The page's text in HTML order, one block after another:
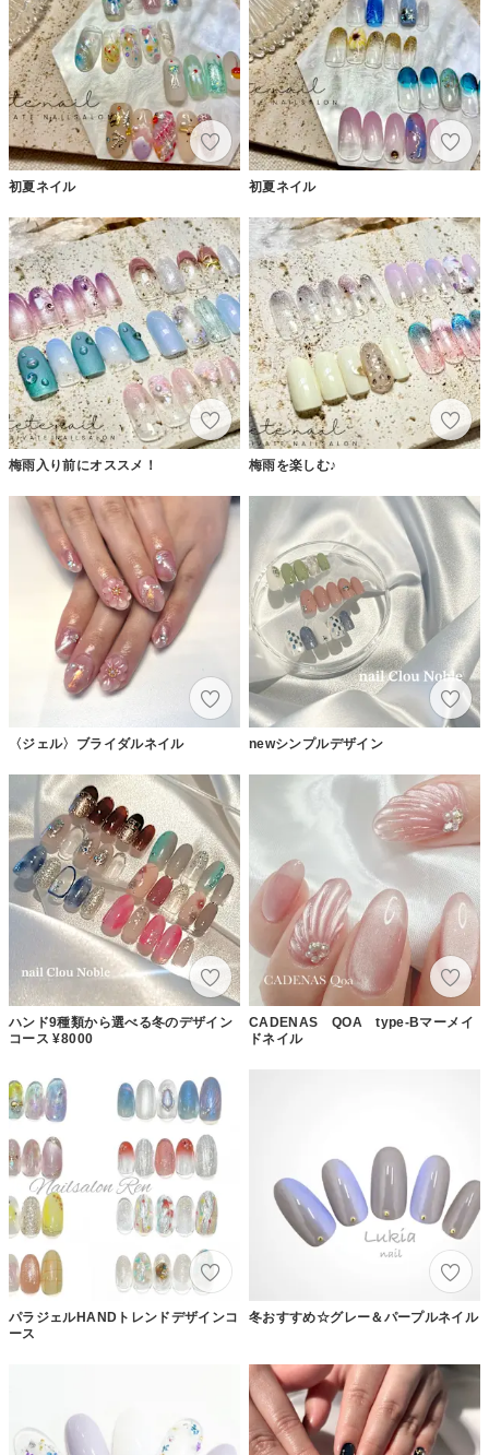
初夏ネイル 初夏ネイル
梅雨入り前にオススメ！ 梅雨を楽しむ♪
〈ジェル〉ブライダルネイル newシンプルデザイン
ハンド9種類から選べる冬のデザイン
コース ¥8000
CADENAS QOA type-Bマーメイ
ドネイル
パラジェルHANDトレンドデザインコ
ース
冬おすすめ☆グレー＆パープルネイル